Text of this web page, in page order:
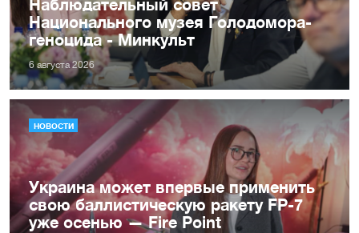
Наблюдательный совет
Национального музея Голодомора-
геноцида - Минкульт
6 августа 2026
НОВОСТИ
Украина может впервые применить
свою баллистическую ракету FP-7
уже осенью — Fire Point